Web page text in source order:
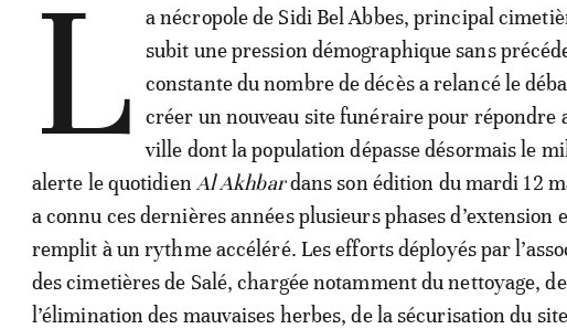
L
a nécropole de Sidi Bel Abbes, principal
subit une pression démographique sans
constante du nombre de décès a relancé le
créer un nouveau site funéraire pour répondre
ville dont la population dépasse désormais le
alerte le quotidien Al Akhbardans son édition du mardi 12
a connu ces dernières années plusieurs phases d’extension
remplit à un rythme accéléré. Les efforts déployés par
des cimetières de Salé, chargée notamment du nettoyage,
l’élimination des mauvaises herbes, de la sécurisation du